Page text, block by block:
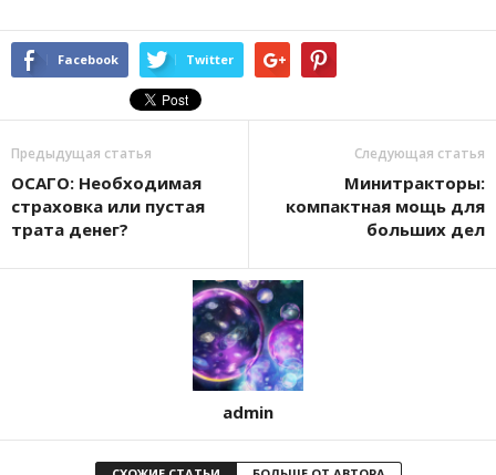
Facebook Twitter
Предыдущая статья
ОСАГО: Необходимая
страховка или пустая
трата денег?
Следующая статья
Минитракторы:
компактная мощь для
больших дел
admin